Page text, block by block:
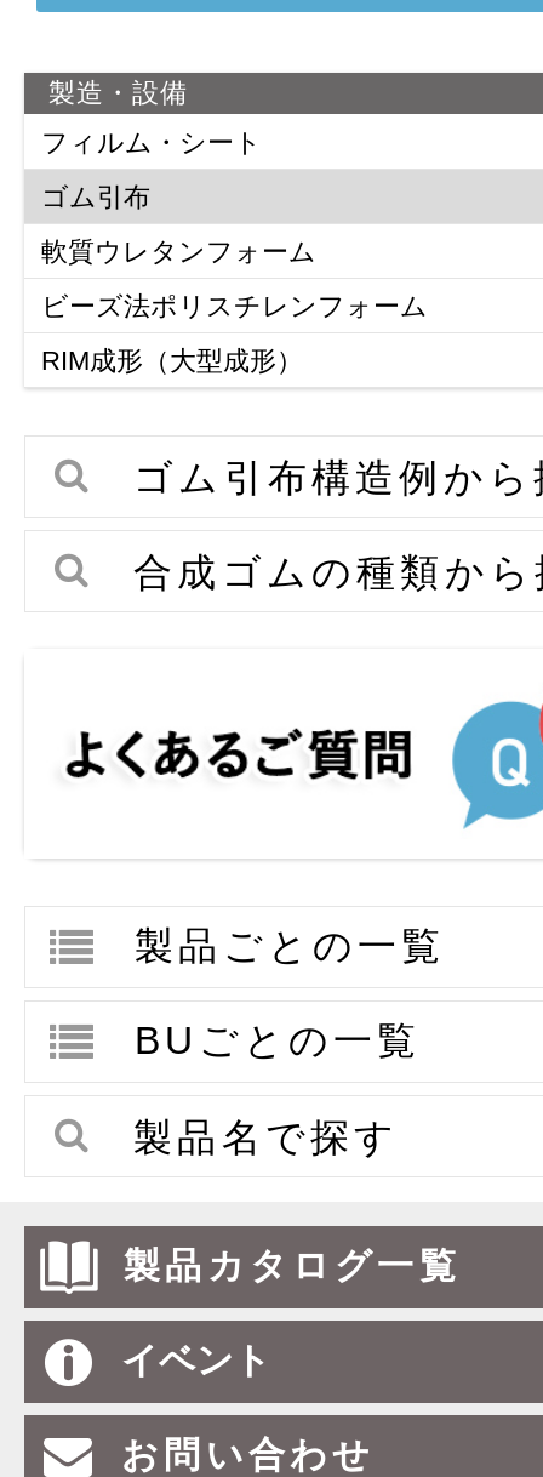
製造・設備
フィルム・シート
フィルム・シート
環境配慮型フィルム
汎用性PVCフィルム
高機能性軟質フィルム
ゴム引布
軟質ウレタンフォーム
軟質ウレタンフォーム
機能性フォーム
環境対応フォーム
一般フォーム
ビーズ法ポリスチレンフォーム
RIM成形（大型成形）
工法・特長
他工法との比較
採用事例
ゴム引布構造例か
合成ゴムの種類か
製品ごとの一覧
BUごとの一覧
製品名で探す
製品カタログ一覧
イベント
お問い合わせ